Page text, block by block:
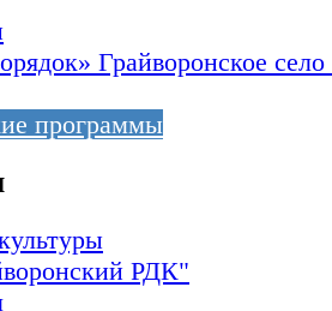
Грайворонское село
программы
РДК"